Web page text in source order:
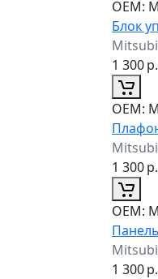
ОЕМ:
Блок
1 300р.
ОЕМ:
1 300р.
ОЕМ:
1 300р.